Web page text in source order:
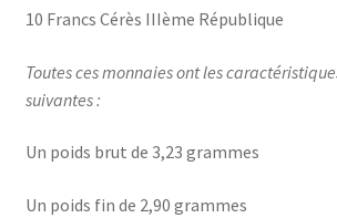
10 Francs Cérès IIIème République
Toutes ces monnaies ont les
suivantes :
Un poids brut de 3,23 grammes
Un poids fin de 2,90 grammes